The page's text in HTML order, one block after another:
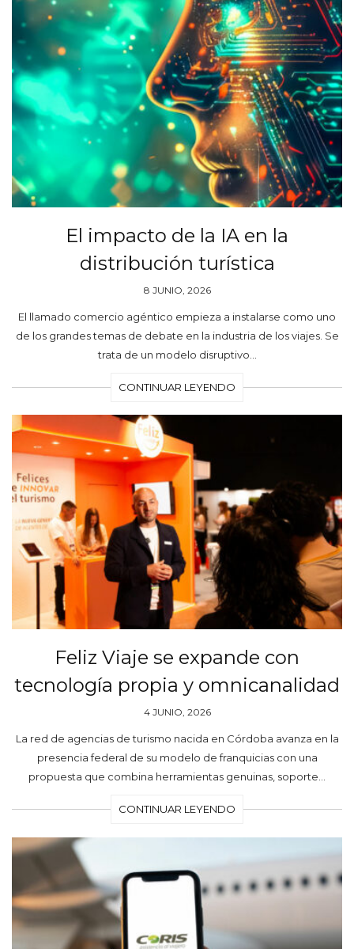
El impacto de la IA en la
distribución turística
8 JUNIO, 2026
El llamado comercio agéntico empieza a instalarse como uno
de los grandes temas de debate en la industria de los viajes. Se
trata de un modelo disruptivo…
CONTINUAR LEYENDO
Feliz Viaje se expande con
tecnología propia y omnicanalidad
4 JUNIO, 2026
La red de agencias de turismo nacida en Córdoba avanza en la
presencia federal de su modelo de franquicias con una
propuesta que combina herramientas genuinas, soporte…
CONTINUAR LEYENDO